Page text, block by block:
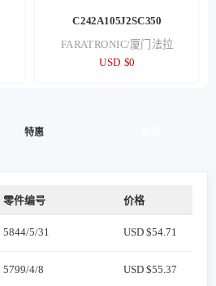
C242A105J2SC350
FARATRONIC/厦门法拉
USD $0
特惠
零件编号 价格
5844/5/31 USD $54.71
5799/4/8 USD $55.37